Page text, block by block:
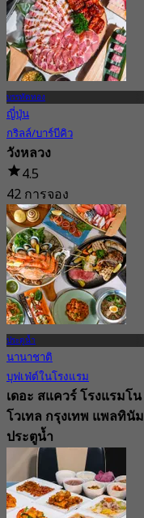
บรรทัดทอง
ญี่ปุ่น
กริลล์/บาร์บีคิว
วังหลวง
4.5
42 การจอง
จาก฿ 445
ประตูน้ำ
นานาชาติ
บุฟเฟ่ต์ในโรงแรม
เดอะ สแควร์ โรงแรมโน
โวเทล กรุงเทพ แพลทินัม
ประตูน้ำ
5.0
138 การจอง
จาก฿ 420